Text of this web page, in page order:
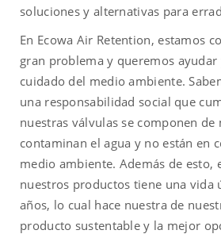
soluciones y alternativas para
En Ecowa Air Retention, estamos
gran problema y queremos
cuidado del medio ambiente.
una responsabilidad social que
nuestras válvulas se componen
contaminan el agua y no están en
medio ambiente. Además de esto,
nuestros productos tiene una vida
años, lo cual hace nuestra de
producto sustentable y la mejor